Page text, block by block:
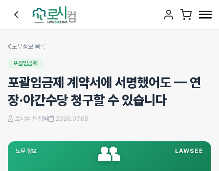
노무정보 목록
포괄임금제
포괄임금제 계약서에 서명했어도 — 연
장·야간수당 청구할 수 있습니다
로시컴 편집팀 2026.07.05
노무 정보 👥 LAWSEE